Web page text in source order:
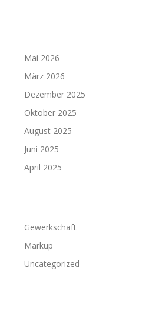
Mai 2026
März 2026
Dezember 2025
Oktober 2025
August 2025
Juni 2025
April 2025
Gewerkschaft
Markup
Uncategorized